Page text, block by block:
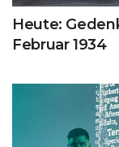
Heute:
Februar 1934